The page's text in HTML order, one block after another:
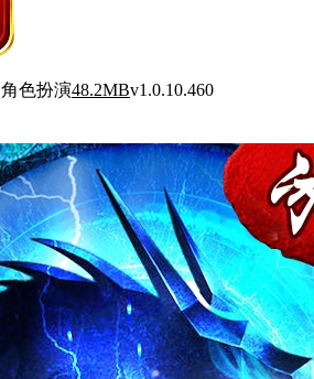
角色扮演48.2MBv1.0.10.460